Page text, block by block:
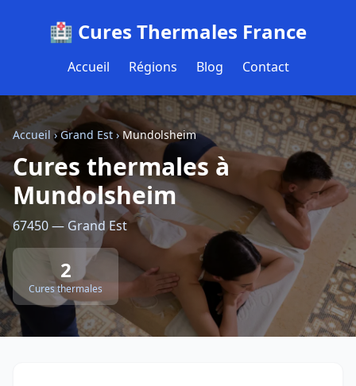
🏥 Cures Thermales France
Accueil Régions Blog Contact
Accueil ›Grand Est›Mundolsheim
Cures thermales à
Mundolsheim
67450 — Grand Est
2
Cures thermales